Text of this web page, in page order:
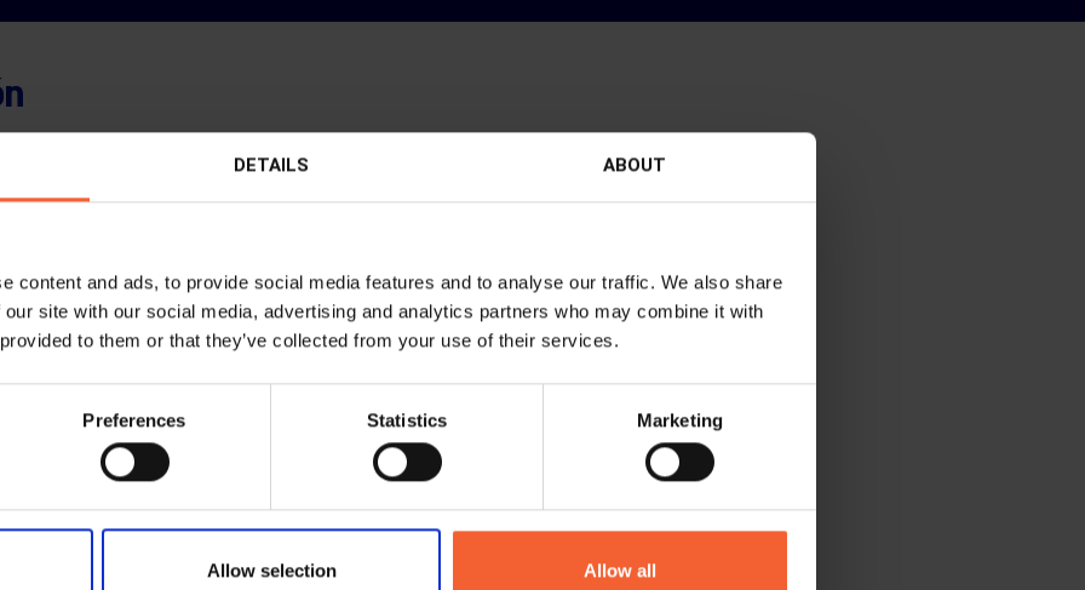
DETAILS ABOUT
content and ads, to provide social media features and to analyse our traffic. We also share
site with our social media, advertising and analytics partners who may combine it with
to them or that they’ve collected from your use of their services.
Preferences Statistics Marketing
Allow selection Allow all